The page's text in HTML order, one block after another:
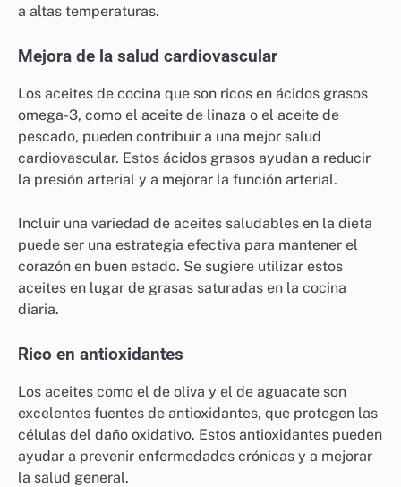
a altas temperaturas.
Mejora de la salud cardiovascular
Los aceites de cocina que son ricos en ácidos grasos
omega-3, como el aceite de linaza o el aceite de
pescado, pueden contribuir a una mejor salud
cardiovascular. Estos ácidos grasos ayudan a reducir
la presión arterial y a mejorar la función arterial.
Incluir una variedad de aceites saludables en la dieta
puede ser una estrategia efectiva para mantener el
corazón en buen estado. Se sugiere utilizar estos
aceites en lugar de grasas saturadas en la cocina
diaria.
Rico en antioxidantes
Los aceites como el de oliva y el de aguacate son
excelentes fuentes de antioxidantes, que protegen las
células del daño oxidativo. Estos antioxidantes pueden
ayudar a prevenir enfermedades crónicas y a mejorar
la salud general.